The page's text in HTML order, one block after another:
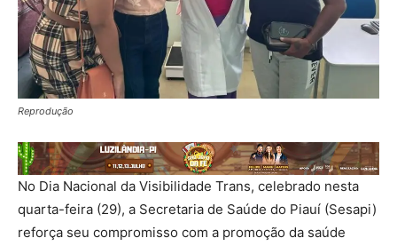
Reprodução
No Dia Nacional da Visibilidade Trans, celebrado nesta
quarta-feira (29), a Secretaria de Saúde do Piauí (Sesapi)
reforça seu compromisso com a promoção da saúde